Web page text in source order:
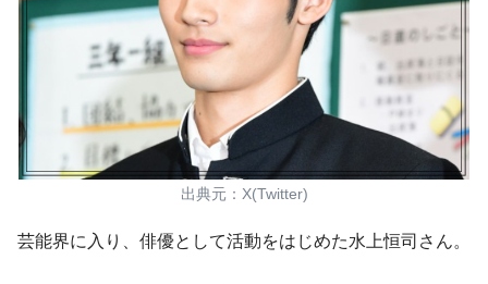
出典元：X(Twitter)
芸能界に入り、俳優として活動をはじめた水上恒司さん。